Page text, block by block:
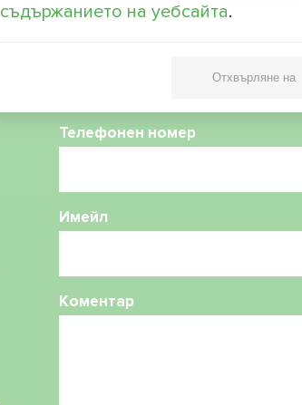
Телефонен номер
Имейл
Коментар
съдържанието на уебсайта.
Отхвърляне на